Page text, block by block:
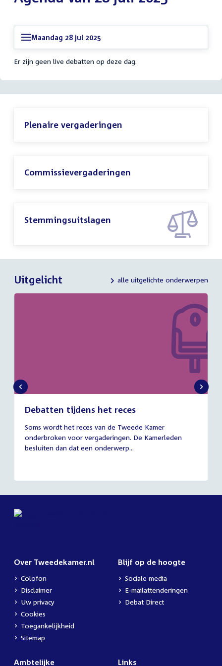
Maandag 28 jul 2025
Er zijn geen live debatten op deze dag.
Plenaire vergaderingen
Commissievergaderingen
Stemmingsuitslagen
Uitgelicht alle uitgelichte onderwerpen
Debatten tijdens het reces
juli
2026
Soms wordt het reces van de Tweede Kamer
onderbroken voor vergaderingen. De Kamerleden
besluiten dan dat een onderwerp...
Over Tweedekamer.nl
Colofon
Disclaimer
Uw privacy
Cookies
Toegankelijkheid
Sitemap
Blijf op de hoogte
Sociale media
E-mailattenderingen
Debat Direct
Ambtelijke Links